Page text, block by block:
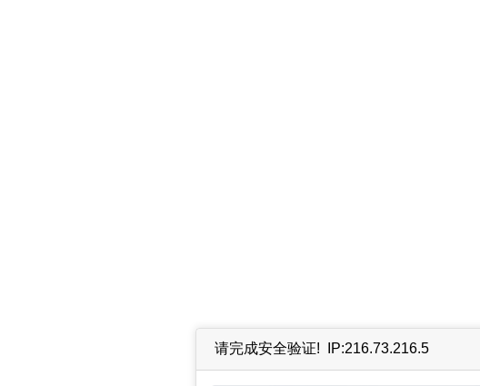
请完成安全验证! IP:216.73.216.5